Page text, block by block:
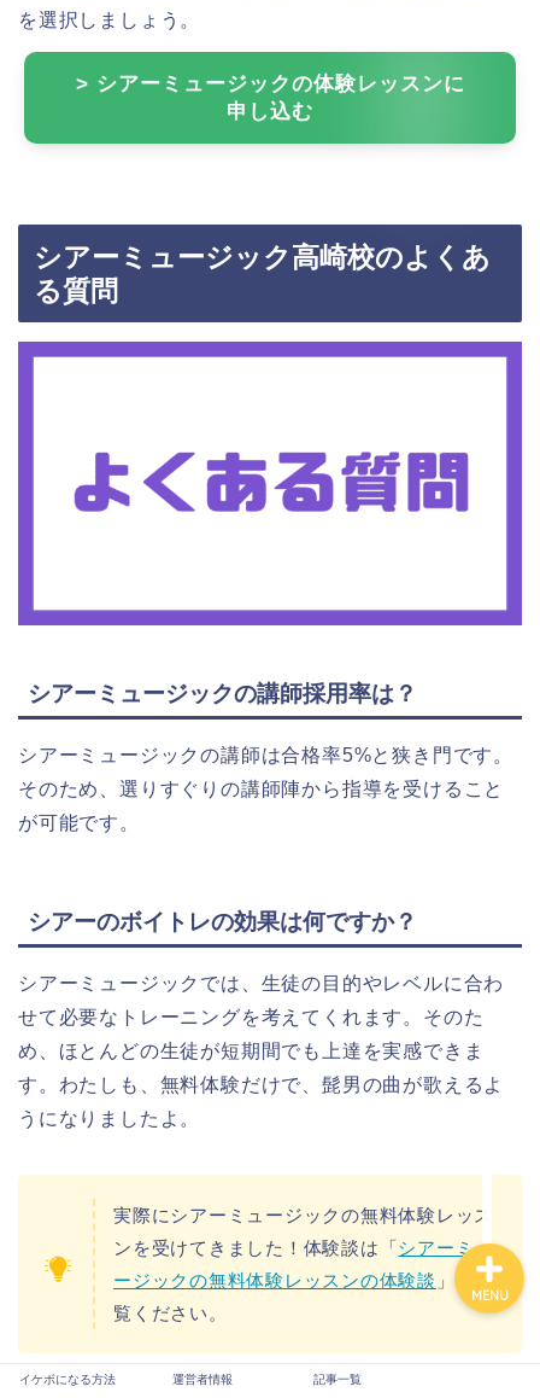
を選択しましょう。
> シアーミュージックの体験レッスンに
申し込む
シアーミュージック高崎校のよくあ
る質問
シアーミュージックの講師採用率は？
シアーミュージックの講師は合格率5%と狭き門です。
そのため、選りすぐりの講師陣から指導を受けること
が可能です。
シアーのボイトレの効果は何ですか？
シアーミュージックでは、生徒の目的やレベルに合わ
せて必要なトレーニングを考えてくれます。そのた
め、ほとんどの生徒が短期間でも上達を実感できま
す。わたしも、無料体験だけで、髭男の曲が歌えるよ
うになりましたよ。
実際にシアーミュージックの無料体験レッス
ンを受けてきました！体験談は「シアーミュ
ージックの無料体験レッスンの体験談 」をご
覧ください。
イケボになる方法 運営者情報 記事一覧
MENU
イケボになる方法
運営者情報